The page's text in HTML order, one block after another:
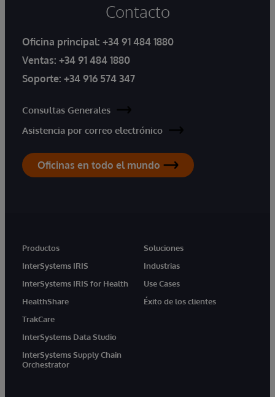
Contacto
Oficina principal: +34 91 484 1880
Ventas: +34 91 484 1880
Soporte: +34 916 574 347
Consultas Generales
Asistencia por correo electrónico
Oficinas en todo el mundo
Productos
InterSystems IRIS
InterSystems IRIS for Health
HealthShare
TrakCare
InterSystems Data Studio
InterSystems Supply Chain
Orchestrator
Soluciones
Industrias
Use Cases
Éxito de los clientes